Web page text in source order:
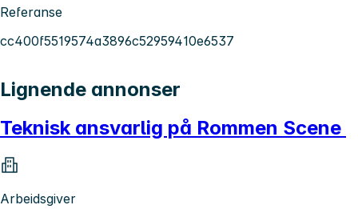
Referanse
cc400f5519574a3896c52959410e6537
Lignende annonser
Teknisk ansvarlig på Rommen Scene
Arbeidsgiver